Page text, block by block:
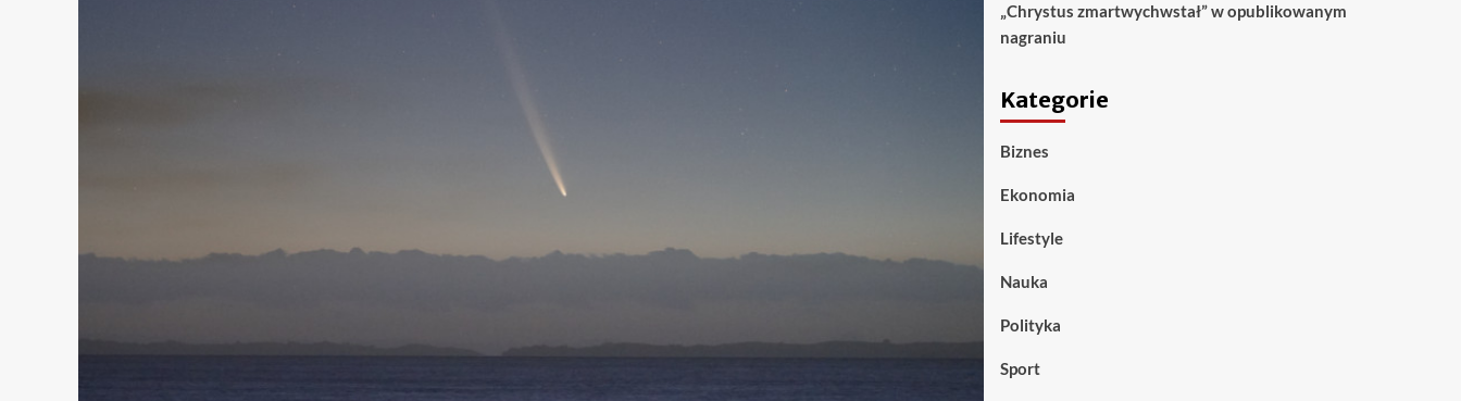
„Chrystus zmartwychwstał” w opublikowanym
nagraniu
Kategorie
Biznes
Ekonomia
Lifestyle
Nauka
Polityka
Sport